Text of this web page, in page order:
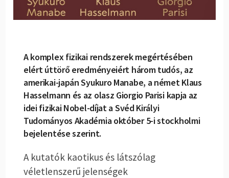
A komplex fizikai rendszerek megértésében
elért úttörő eredményeiért három tudós, az
amerikai-japán Syukuro Manabe, a német Klaus
Hasselmann és az olasz Giorgio Parisi kapja az
idei fizikai Nobel-díjat a Svéd Királyi
Tudományos Akadémia október 5-i stockholmi
bejelentése szerint.
A kutatók kaotikus és látszólag
véletlenszerű jelenségek